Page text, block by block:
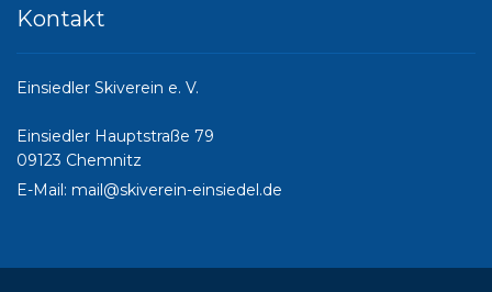
Kontakt
Einsiedler Skiverein e. V.
Einsiedler Hauptstraße 79
09123 Chemnitz
E-Mail: mail@skiverein-einsiedel.de